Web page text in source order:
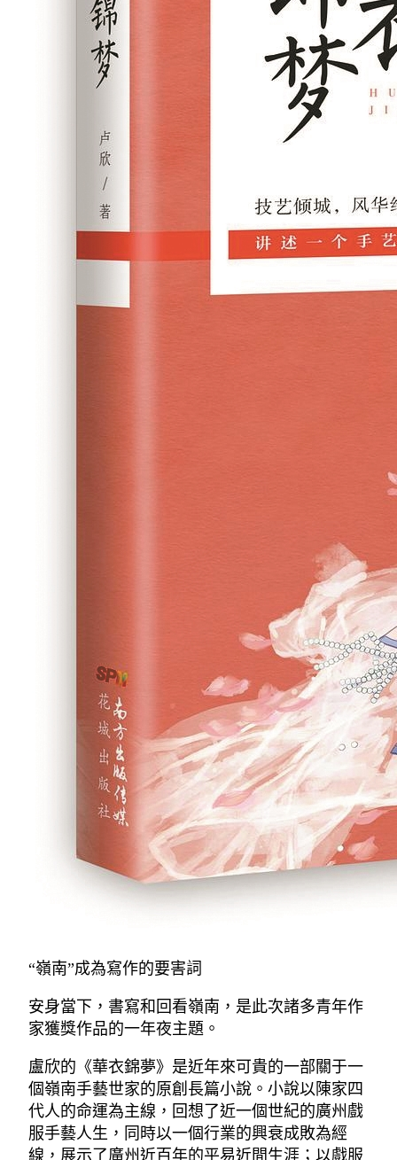
“嶺南”成為寫作的要害詞
安身當下，書寫和回看嶺南，是此次諸多青年作
家獲獎作品的一年夜主題。
盧欣的《華衣錦夢》是近年來可貴的一部關于一
個嶺南手藝世家的原創長篇小說。小說以陳家四
代人的命運為主線，回想了近一個世紀的廣州戲
服手藝人生，同時以一個行業的興衰成敗為經
線，展示了廣州近百年的平易近間生涯；以戲服